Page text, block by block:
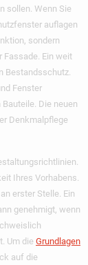
sollen. Wenn Sie
auflagen
sondern
Fassade. Ein weit
Bestandsschutz.
Fenster
Die neuen
Denkmalpflege
Ihres Vorhabens.
erster Stelle. Ein
genehmigt, wenn
Um die Grundlagen
auf die